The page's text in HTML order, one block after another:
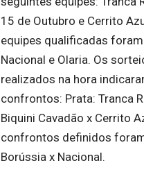
15 de Outubro e Cerrito
equipes qualificadas
Nacional e Olaria. Os
realizados na hora
confrontos: Prata: Tranca
Biquini Cavadão x Cerrito
confrontos definidos
Borússia x Nacional.